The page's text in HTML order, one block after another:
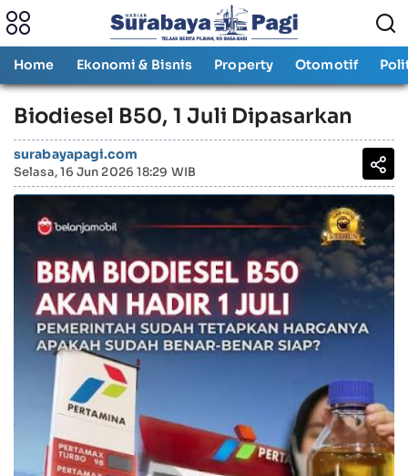
Home Ekonomi & Bisnis Property Otomotif
Biodiesel B50, 1 Juli Dipasarkan
surabayapagi.com
Selasa, 16 Jun 2026 18:29 WIB